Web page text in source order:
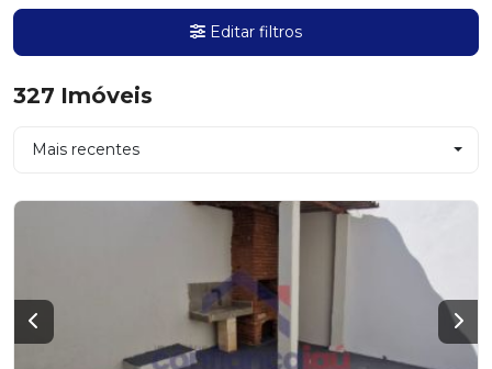
Editar filtros
327 Imóveis
Mais recentes